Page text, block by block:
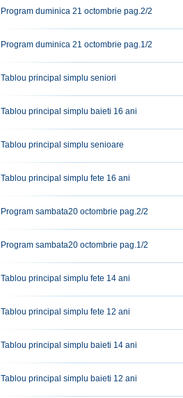
Program duminica 21 octombrie pag.2/2
Program duminica 21 octombrie pag.1/2
Tablou principal simplu seniori
Tablou principal simplu baieti 16 ani
Tablou principal simplu senioare
Tablou principal simplu fete 16 ani
Program sambata20 octombrie pag.2/2
Program sambata20 octombrie pag.1/2
Tablou principal simplu fete 14 ani
Tablou principal simplu fete 12 ani
Tablou principal simplu baieti 14 ani
Tablou principal simplu baieti 12 ani